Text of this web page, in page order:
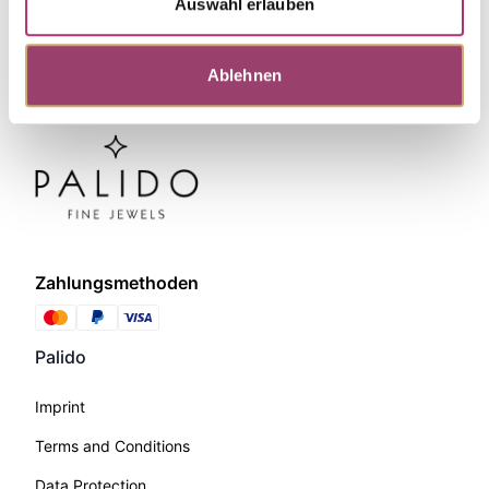
Ablehnen
Zahlungsmethoden
Palido
Imprint
Terms and Conditions
Data Protection